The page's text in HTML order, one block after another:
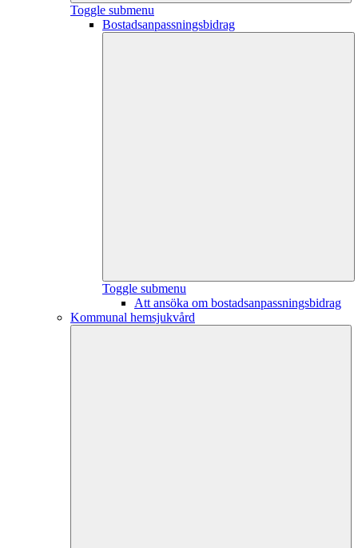
Toggle submenu
Bostadsanpassningsbidrag
Toggle submenu
Att ansöka om bostadsanpassningsbidrag
Kommunal hemsjukvård